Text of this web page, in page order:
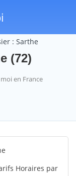
: Sarthe
(72)
en France
Horaires par